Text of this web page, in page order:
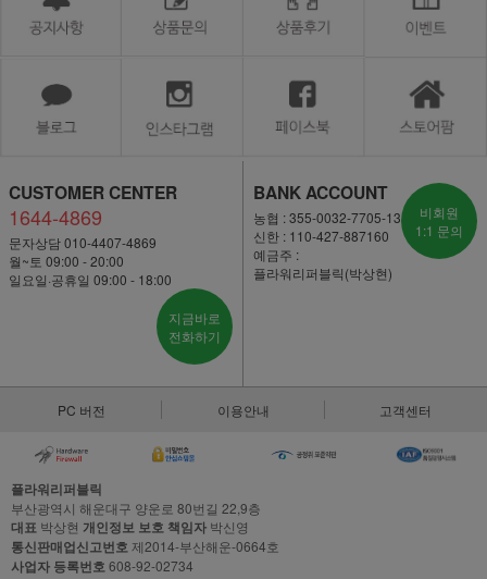
CUSTOMER CENTER
1644-4869
문자상담 010-4407-4869
월~토 09:00 - 20:00
일요일·공휴일 09:00 - 18:00
지금바로
전화하기
BANK ACCOUNT
농협 : 355-0032-7705-13
신한 : 110-427-887160
예금주 :
플라워리퍼블릭(박상현)
비회원
1:1 문의
PC 버전 이용안내 고객센터
플라워리퍼블릭
부산광역시 해운대구 양운로 80번길 22,9층
대표 박상현 개인정보 보호 책임자 박신영
통신판매업신고번호제2014-부산해운-0664호
사업자 등록번호608-92-02734